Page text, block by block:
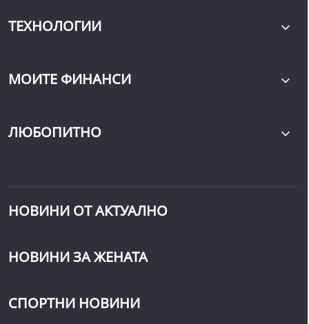
ТЕХНОЛОГИИ
МОИТЕ ФИНАНСИ
ЛЮБОПИТНО
НОВИНИ ОТ АКТУАЛНО
НОВИНИ ЗА ЖЕНАТА
СПОРТНИ НОВИНИ